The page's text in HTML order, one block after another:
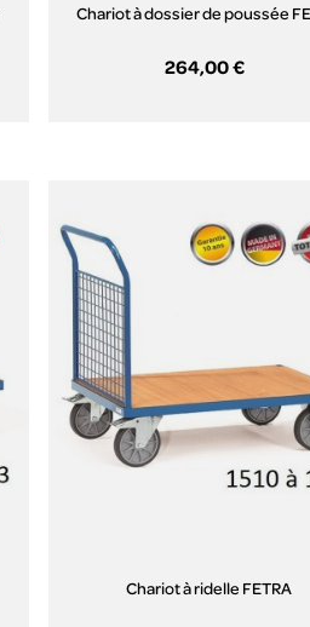
Chariot à dossier de poussée
264,00 €
Chariot à ridelle FETRA